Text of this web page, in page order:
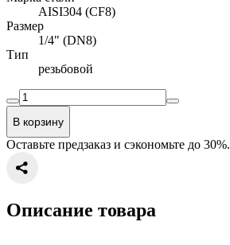
AISI304 (CF8)
Размер
1/4" (DN8)
Тип
резьбовой
В корзину
Оставьте предзаказ и сэкономьте до 30%.
Описание товара